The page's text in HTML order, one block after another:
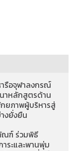
รือจุฬาลงกรณ์
าหลักสูตรด้าน
ยภาพผู้บริหารสู่
งยั่งยืน
ณฑ์ ร่วมพิธี
ระและพานพุ่ม